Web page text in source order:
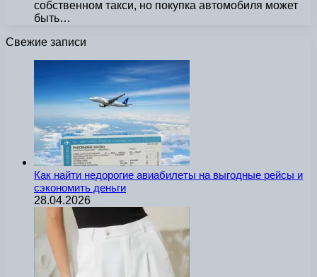
собственном такси, но покупка автомобиля может
быть…
Свежие записи
Как найти недорогие авиабилеты на выгодные рейсы и
сэкономить деньги
28.04.2026